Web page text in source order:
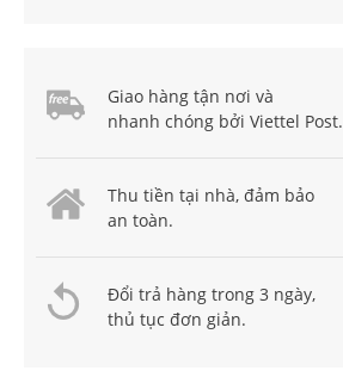
Giao hàng tận nơi và
nhanh chóng bởi Viettel Post.
Thu tiền tại nhà, đảm bảo
an toàn.
Đổi trả hàng trong 3 ngày,
thủ tục đơn giản.